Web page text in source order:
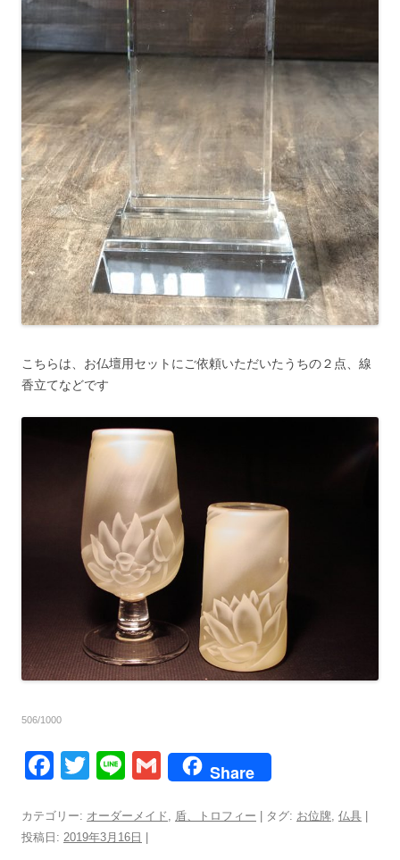
こちらは、お仏壇用セットにご依頼いただいたうちの２点、線
香立てなどです
506/1000
F
c
e
T
tt
er
Li
e
G
ail
Share
カテゴリー: オーダーメイド 盾、トロフィー | タグ: お位牌 仏具 |
投稿日: 2019年3月16日 |